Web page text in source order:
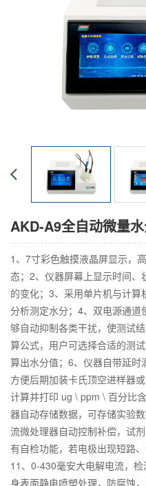
AKD-A9全自动微量
1、7寸彩色触摸液晶屏显示，
态；2、仪器屏幕上显示时间
的变化；3、采用单片机与计
分析测定水分；4、双电源通
够自动抑制各类干扰，使测试
算公式，用户可选择合适的测
算出水分值；6、仪器自带延时
方便后期加装卡氏顶空进样器
计算并打印 ug \ ppm \ 百分比
器自动存储数据，可存储实验
流微处理器自动控制补偿，试
有自检功能，若电极出现短路
11、0-430毫安大电解电流，
身表面静电喷塑处理，防腐蚀